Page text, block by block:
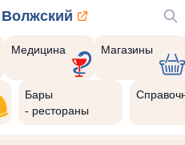
Волжский
Медицина Магазины
Бары
- рестораны